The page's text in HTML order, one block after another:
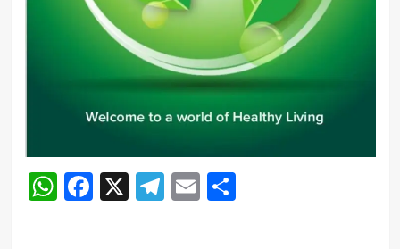
WhatsApp
Facebook
X Telegram
EmailShare